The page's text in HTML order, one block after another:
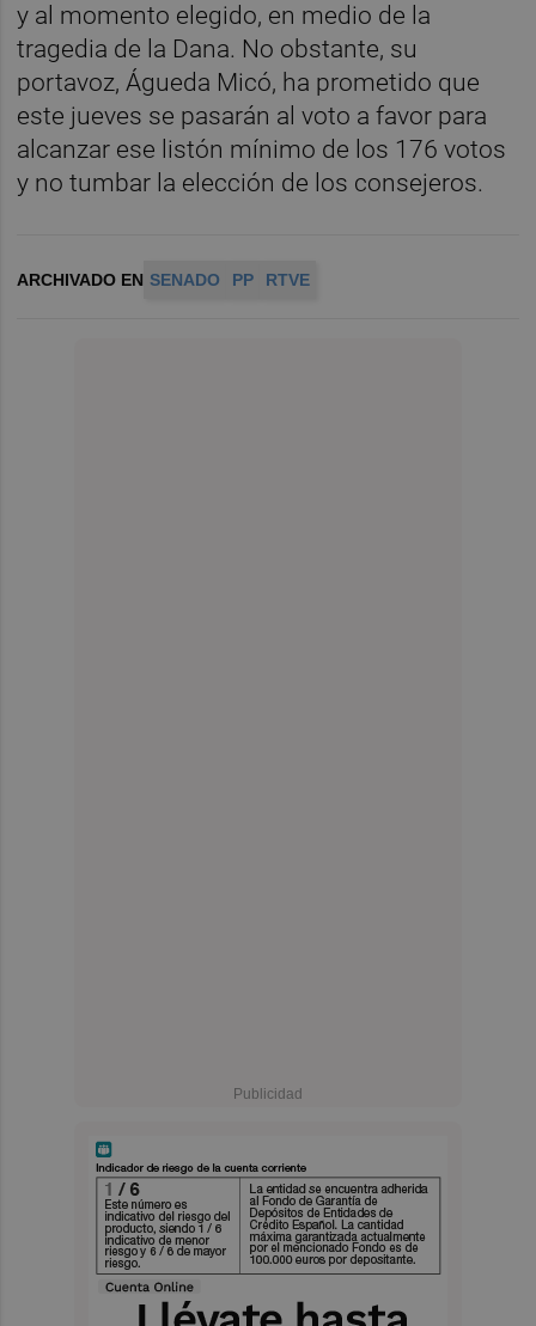
y al momento elegido, en medio de la
tragedia de la Dana. No obstante, su
portavoz, Águeda Micó, ha prometido que
este jueves se pasarán al voto a favor para
alcanzar ese listón mínimo de los 176 votos
y no tumbar la elección de los consejeros.
ARCHIVADO EN SENADO PP RTVE